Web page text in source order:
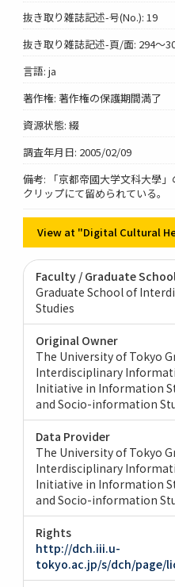
抜き取り雑誌記述-号(No.): 19
抜き取り雑誌記述-頁/面: 294～
言語: ja
著作権: 著作権の保護期間満了
資源状態: 綴
調査年月日: 2005/02/09
備考: 「京都帝國大学文科大學
クリップにて留められている。
View at "Digital Cultural
Faculty / Graduate
Graduate School of
Studies
Original Owner
The University of Tokyo
Interdisciplinary
Initiative in Information
and Socio-information
Data Provider
The University of Tokyo
Interdisciplinary
Initiative in Information
and Socio-information
Rights
http://dch.iii.u-
tokyo.ac.jp/s/dch/page/